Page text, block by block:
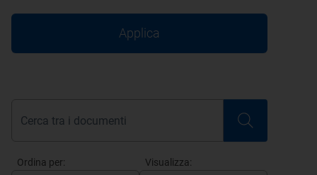
Applica
Ordina per: Visualizza: